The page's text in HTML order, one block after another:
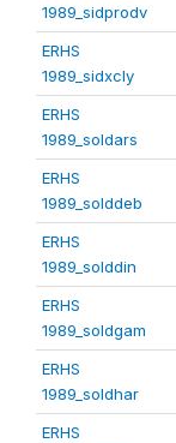
1989_sidprodv
ERHS
1989_sidxcly
ERHS
1989_soldars
ERHS
1989_solddeb
ERHS
1989_solddin
ERHS
1989_soldgam
ERHS
1989_soldhar
ERHS